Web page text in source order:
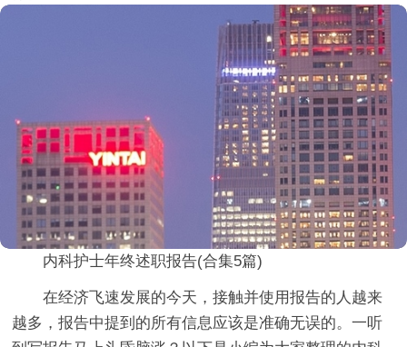
内科护士年终述职报告(合集5篇)
在经济飞速发展的今天，接触并使用报告的人越来
越多，报告中提到的所有信息应该是准确无误的。一听